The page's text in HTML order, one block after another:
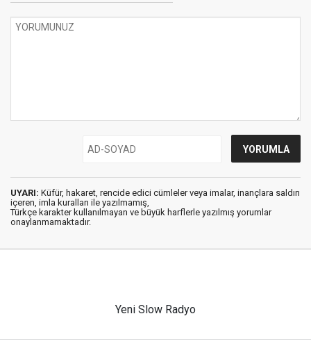
UYARI: Küfür, hakaret, rencide edici cümleler veya imalar, inançlara saldırı
içeren, imla kuralları ile yazılmamış,
Türkçe karakter kullanılmayan ve büyük harflerle yazılmış yorumlar
onaylanmamaktadır.
Yeni Slow Radyo